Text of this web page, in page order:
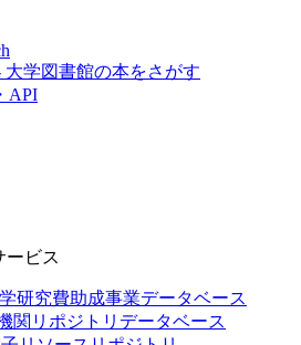
大学図書館の本をさがす
API
ービス
研究費助成事業データベース
関リポジトリデータベース